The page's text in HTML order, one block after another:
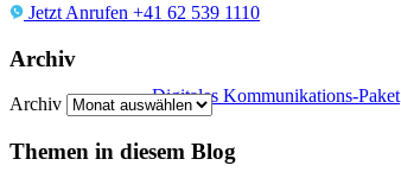
Digitales Kommunikations-Paket
Jetzt Anrufen +41 62 539 1110
Archiv
Archiv
Themen in diesem Blog